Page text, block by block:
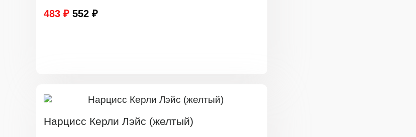
483 ₽ 552 ₽
Нарцисс Керли Лэйс (желтый)